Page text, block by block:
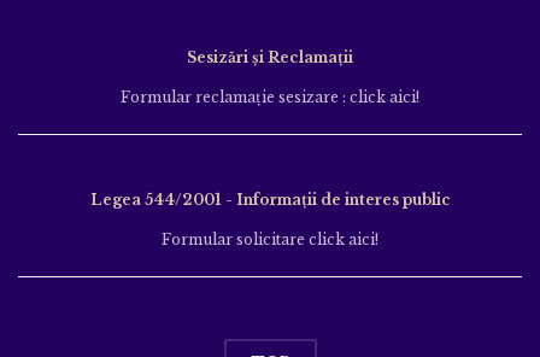
Sesizări și Reclamații
Formular reclamație sesizare : click aici!
Legea 544/2001 - Informații de interes public
Formular solicitare click aici!